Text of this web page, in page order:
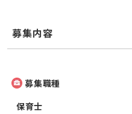
募集内容
募集職種
保育士